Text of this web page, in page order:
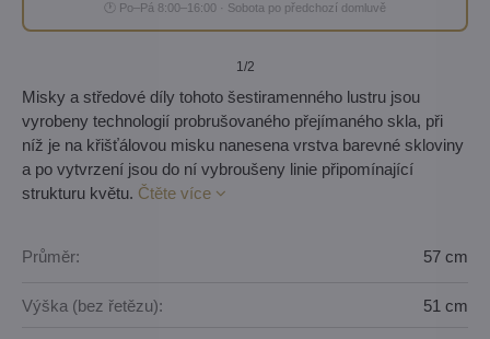
🕐 Po–Pá 8:00–16:00 · Sobota po předchozí domluvě
1/2
Misky a středové díly tohoto šestiramenného lustru jsou
vyrobeny technologií probrušovaného přejímaného skla, při
níž je na křišťálovou misku nanesena vrstva barevné skloviny
a po vytvrzení jsou do ní vybroušeny linie připomínající
strukturu květu. Čtěte více
Průměr: 57 cm
Výška (bez řetězu): 51 cm